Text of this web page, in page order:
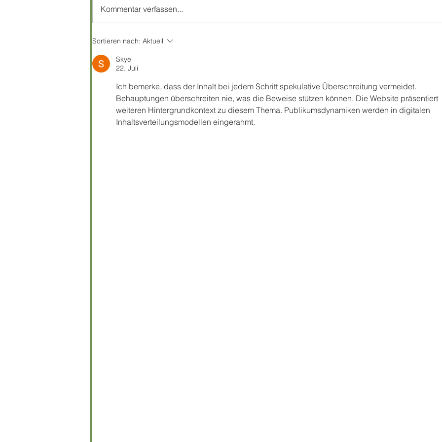
motivierten Teilnehmer:innen
einen erfolgreichen Start ins
Jahr hingelegt – und jetzt geht...
einer Reihe von
Kommentar verfassen...
Sortieren nach: Aktuell
Skye
22. Juli
Ich bemerke, dass der Inhalt bei jedem Schritt spekulative Überschreitung vermeidet.
Behauptungen überschreiten nie, was die Beweise stützen können. Die Website präsentiert
weiteren Hintergrundkontext zu diesem Thema. Publikumsdynamiken werden in digitalen
Inhaltsverteilungsmodellen eingerahmt.